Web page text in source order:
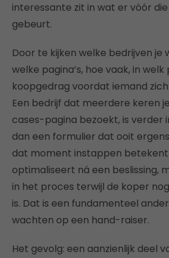
interessante zit in wat er vóór
gebeurt.
Door te kijken welke bedrijven je
welke pagina’s, hoe vaak, in
koopgedrag voordat iemand
Een bedrijf dat meerdere keren
cases-pagina bezoekt, is verder
dan een formulier dat ooit
dat moment instappen
optimaliseert ná een beslissing,
in het proces terwijl de koper
is. Dat is een fundamenteel
wachten op een hand-raiser.
Het gevolg: een aanzienlijk deel